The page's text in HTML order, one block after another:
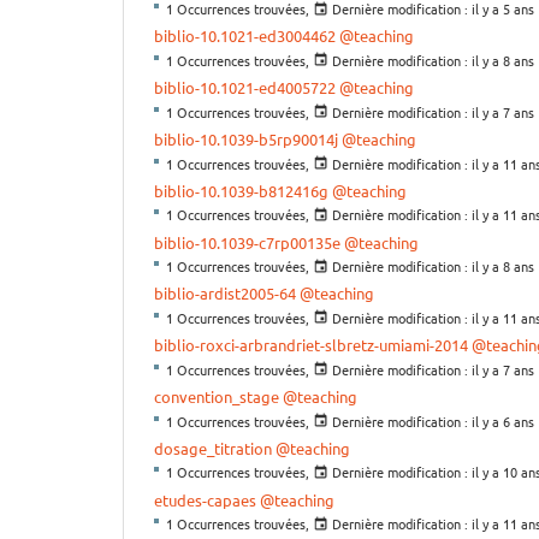
1 Occurrences trouvées, Dernière modification : il y a 5 ans
biblio-10.1021-ed3004462 @teaching
1 Occurrences trouvées, Dernière modification : il y a 8 ans
biblio-10.1021-ed4005722 @teaching
1 Occurrences trouvées, Dernière modification : il y a 7 ans
biblio-10.1039-b5rp90014j@teaching
1 Occurrences trouvées, Dernière modification : il y a 11
biblio-10.1039-b812416g @teaching
1 Occurrences trouvées, Dernière modification : il y a 11
biblio-10.1039-c7rp00135e@teaching
1 Occurrences trouvées, Dernière modification : il y a 8 ans
biblio-ardist2005-64@teaching
1 Occurrences trouvées, Dernière modification : il y a 11
biblio-roxci-arbrandriet-slbretz-umiami-2014
1 Occurrences trouvées, Dernière modification : il y a 7 ans
convention_stage@teaching
1 Occurrences trouvées, Dernière modification : il y a 6 ans
dosage_titration@teaching
1 Occurrences trouvées, Dernière modification : il y a 10
etudes-capaes@teaching
1 Occurrences trouvées, Dernière modification : il y a 11